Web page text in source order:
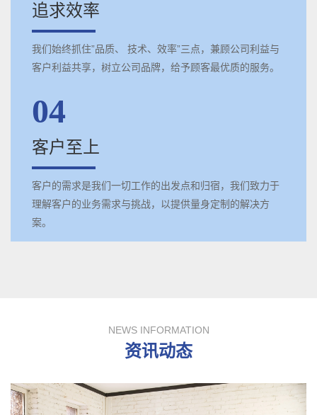
追求效率
我们始终抓住”品质、 技术、效率”三点，兼顾公司利益与
客户利益共享，树立公司品牌，给予顾客最优质的服务。
04
客户至上
客户的需求是我们一切工作的出发点和归宿，我们致力于
理解客户的业务需求与挑战，以提供量身定制的解决方
案。
NEWS INFORMATION
资讯动态